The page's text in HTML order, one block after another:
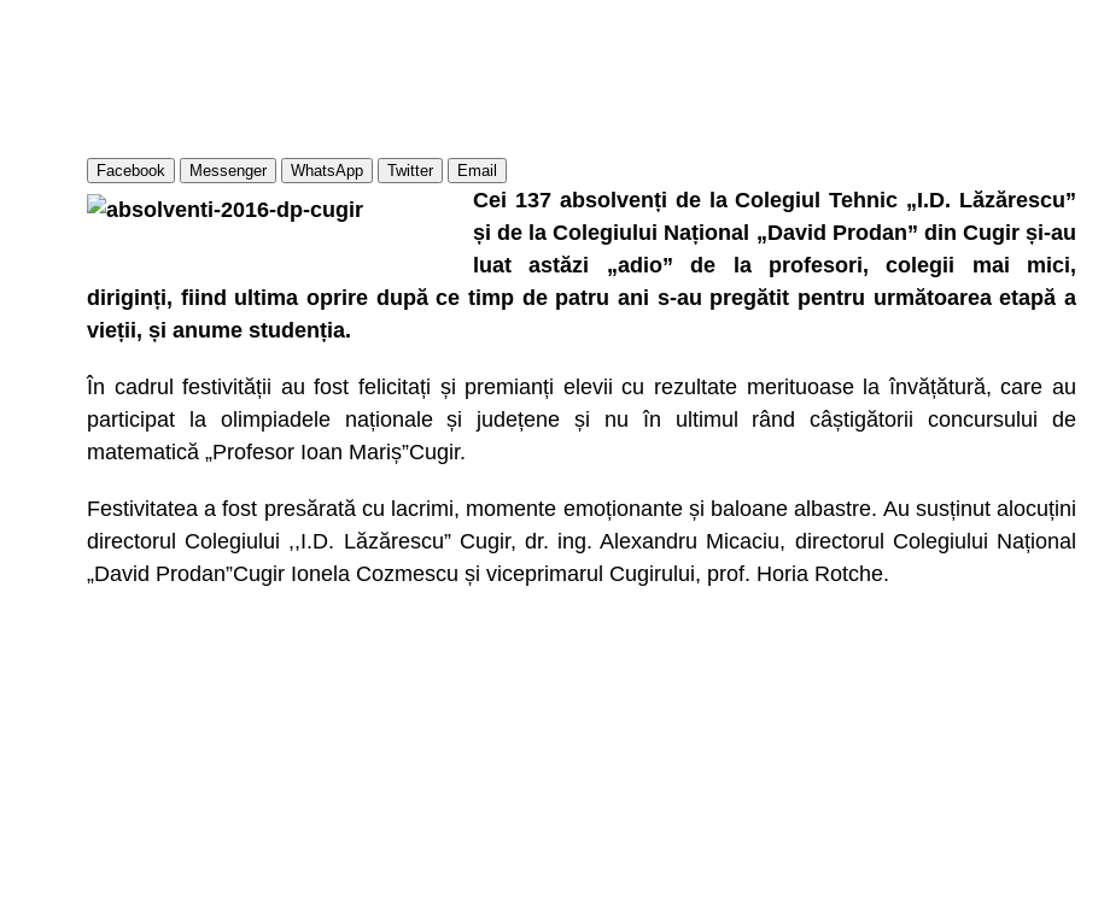
Facebook Messenger WhatsApp Twitter Email
Cei 137 absolvenți de la Colegiul Tehnic „I.D. Lăzărescu”
și de la Colegiului Național „David Prodan” din Cugir și-au
luat astăzi „adio” de la profesori, colegii mai mici,
diriginți, fiind ultima oprire după ce timp de patru ani s-au pregătit pentru următoarea etapă a
vieții, și anume studenția.
În cadrul festivității au fost felicitați și premianți elevii cu rezultate merituoase la învățătură, care au
participat la olimpiadele naționale și județene și nu în ultimul rând câștigătorii concursului de
matematică „Profesor Ioan Mariș”Cugir.
Festivitatea a fost presărată cu lacrimi, momente emoționante și baloane albastre. Au susținut alocuțini
directorul Colegiului ,,I.D. Lăzărescu” Cugir, dr. ing. Alexandru Micaciu, directorul Colegiului Național
„David Prodan”Cugir Ionela Cozmescu și viceprimarul Cugirului, prof. Horia Rotche.